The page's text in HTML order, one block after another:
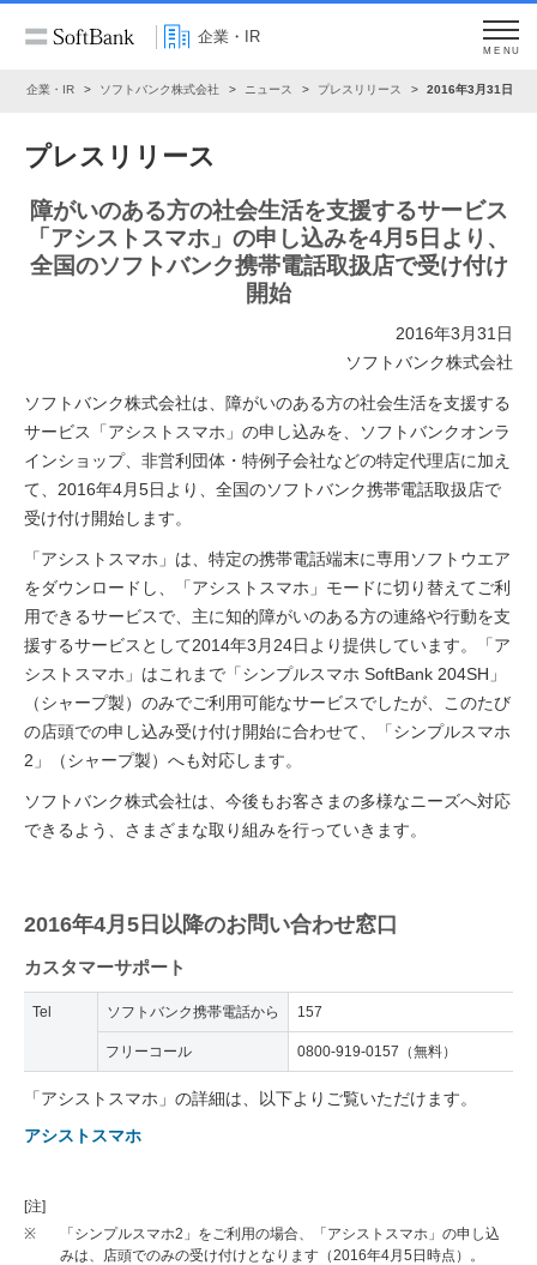
企業・IR
MENU
企業・IR ソフトバンク株式会社 ニュース プレスリリース 2016年3月31日
プレスリリース
障がいのある方の社会生活を支援するサービス
「アシストスマホ」の申し込みを4月5日より、
全国のソフトバンク携帯電話取扱店で受け付け
開始
2016年3月31日
ソフトバンク株式会社
ソフトバンク株式会社は、障がいのある方の社会生活を支援する
サービス「アシストスマホ」の申し込みを、ソフトバンクオンラ
インショップ、非営利団体・特例子会社などの特定代理店に加え
て、2016年4月5日より、全国のソフトバンク携帯電話取扱店で
受け付け開始します。
「アシストスマホ」は、特定の携帯電話端末に専用ソフトウエア
をダウンロードし、「アシストスマホ」モードに切り替えてご利
用できるサービスで、主に知的障がいのある方の連絡や行動を支
援するサービスとして2014年3月24日より提供しています。「ア
シストスマホ」はこれまで「シンプルスマホ SoftBank 204SH」
（シャープ製）のみでご利用可能なサービスでしたが、このたび
の店頭での申し込み受け付け開始に合わせて、「シンプルスマホ
2」（シャープ製）へも対応します。
ソフトバンク株式会社は、今後もお客さまの多様なニーズへ対応
できるよう、さまざまな取り組みを行っていきます。
2016年4月5日以降のお問い合わせ窓口
カスタマーサポート
Tel ソフトバンク携帯電話から 157
フリーコール 0800-919-0157（無料）
「アシストスマホ」の詳細は、以下よりご覧いただけます。
アシストスマホ
[注]
※
「シンプルスマホ2」をご利用の場合、「アシストスマホ」の申し込
みは、店頭でのみの受け付けとなります（2016年4月5日時点）。